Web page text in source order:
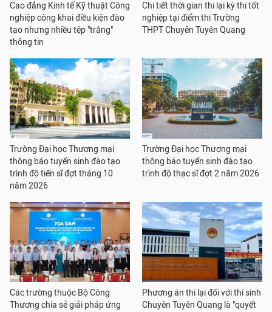
Cao đẳng Kinh tế Kỹ thuật Công
nghiệp công khai điều kiện đào
tạo nhưng nhiều tệp "trắng"
thông tin
Chi tiết thời gian thi lại kỳ thi tốt
nghiệp tại điểm thi Trường
THPT Chuyên Tuyên Quang
Trường Đại học Thương mại
thông báo tuyển sinh đào tạo
trình độ tiến sĩ đợt tháng 10
năm 2026
Trường Đại học Thương mại
thông báo tuyển sinh đào tạo
trình độ thạc sĩ đợt 2 năm 2026
Các trường thuộc Bộ Công
Thương chia sẻ giải pháp ứng
Phương án thi lại đối với thí sinh
Chuyên Tuyên Quang là "quyết